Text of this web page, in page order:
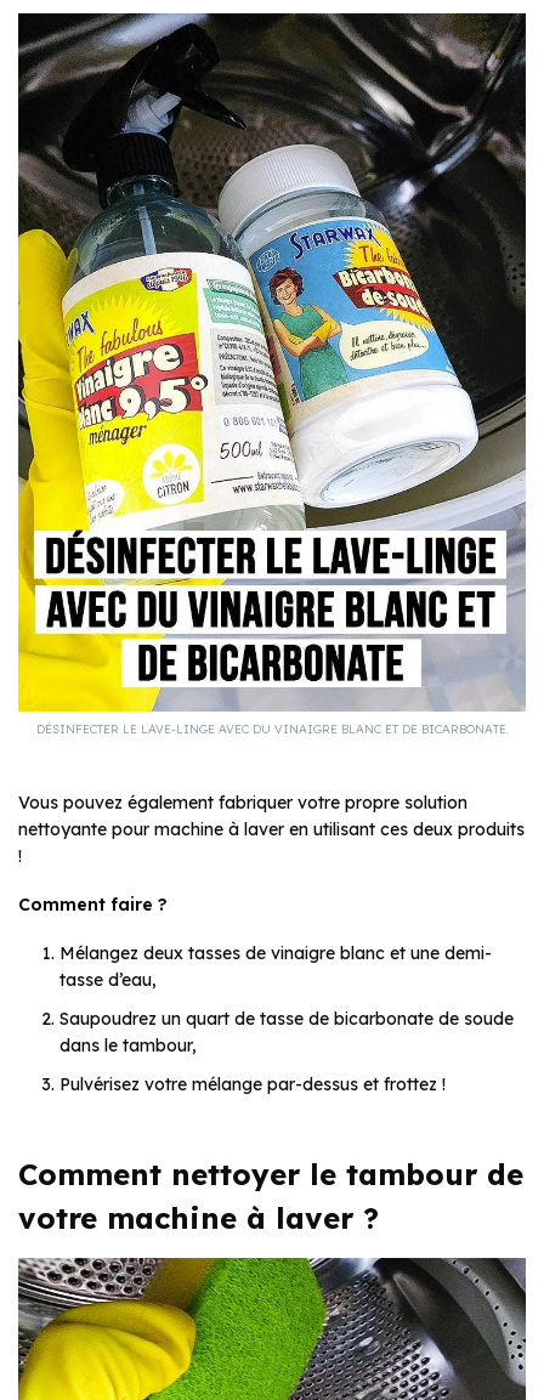
DÉSINFECTER LE LAVE-LINGE AVEC DU VINAIGRE BLANC ET DE BICARBONATE.
Vous pouvez également fabriquer votre propre solution
nettoyante pour machine à laver en utilisant ces deux produits
!
Comment faire ?
Mélangez deux tasses de vinaigre blanc et une demi-
tasse d’eau,
Saupoudrez un quart de tasse de bicarbonate de soude
dans le tambour,
Pulvérisez votre mélange par-dessus et frottez !
Comment nettoyer le tambour de
votre machine à laver ?